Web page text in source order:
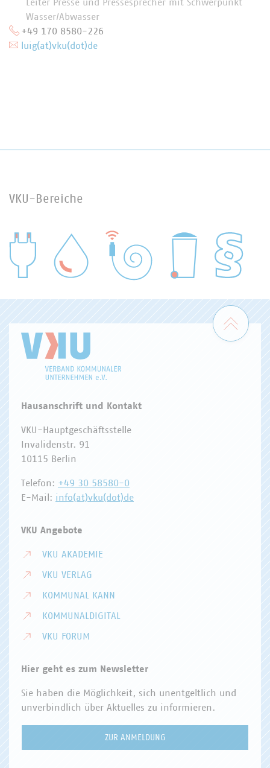
Leiter Presse und Pressesprecher mit Schwerpunkt
Wasser/Abwasser
+49 170 8580-226
luig(at)vku(dot)de
VKU-Bereiche
WASSER/ABWASSER
Zum
Hausanschrift und Kontakt
VKU-Hauptgeschäftsstelle
Invalidenstr. 91
10115 Berlin
Telefon: +49 30 58580-0
E-Mail: info(at)vku(dot)de
VKU Angebote
VKU AKADEMIE
VKU VERLAG
KOMMUNAL KANN
KOMMUNALDIGITAL
VKU FORUM
Hier geht es zum Newsletter
Sie haben die Möglichkeit, sich unentgeltlich und
unverbindlich über Aktuelles zu informieren.
ZUR ANMELDUNG